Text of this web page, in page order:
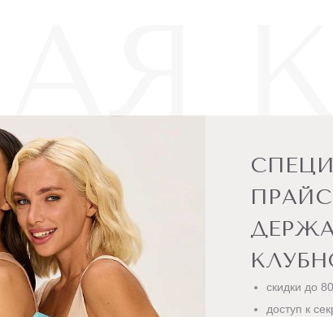
скидки до
доступ к